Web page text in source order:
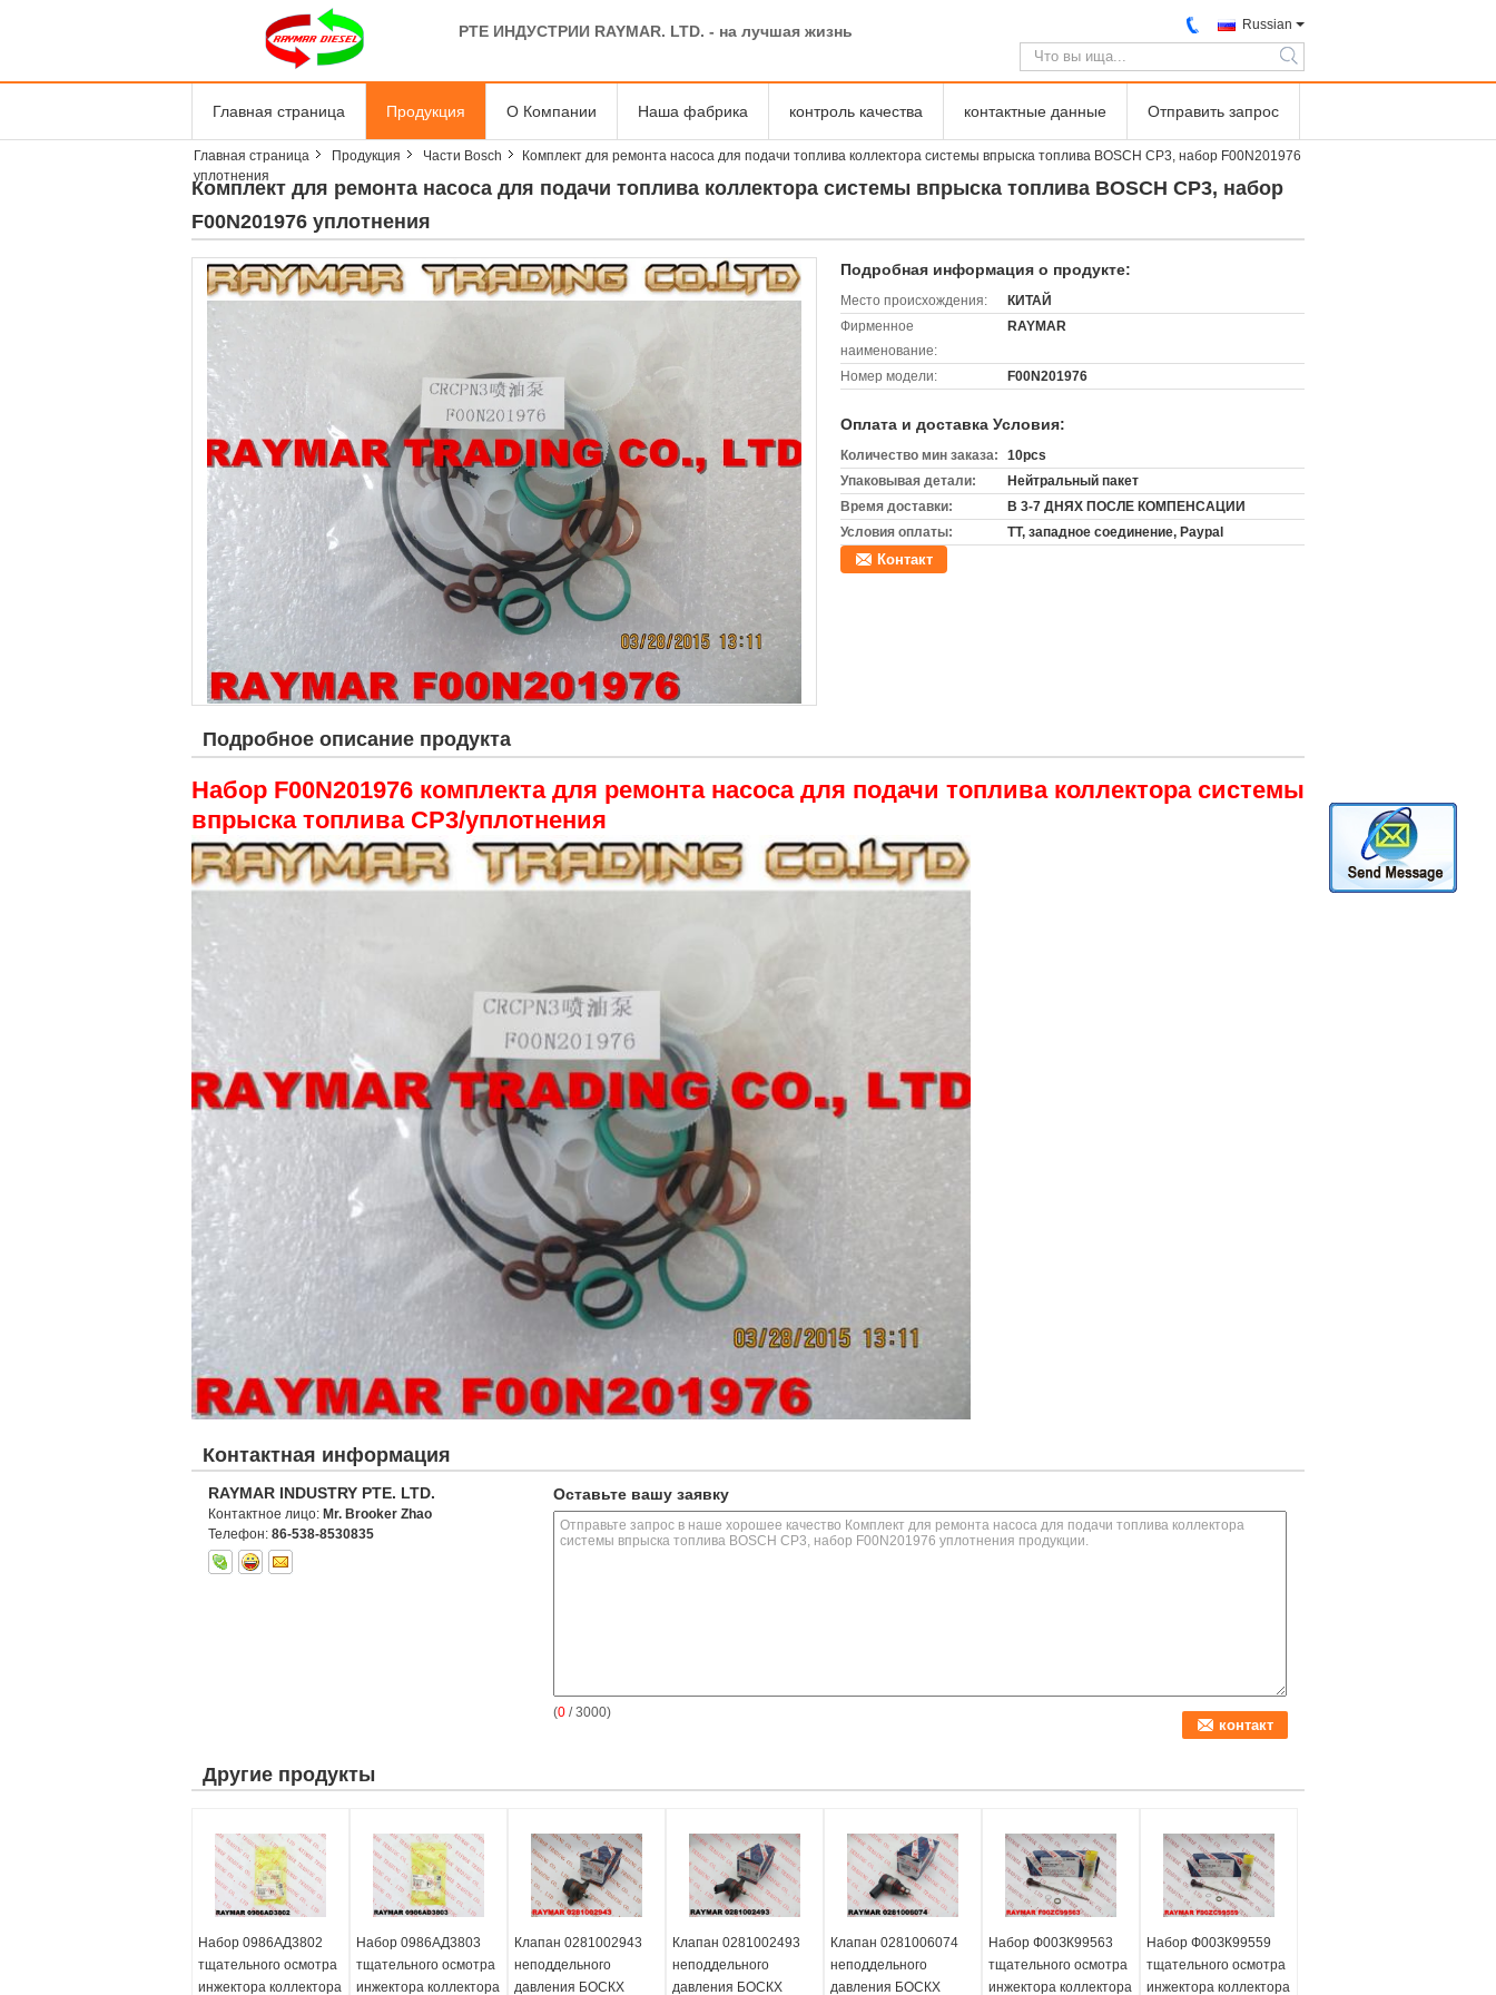
PTE ИНДУСТРИИ RAYMAR. LTD. - на лучшая жизнь Russian
search
Главная страница Продукция О Компании Наша фабрика контроль качества контактные данные Отправить запрос
Главная страница Продукция Части Bosch
Комплект для ремонта насоса для подачи топлива коллектора системы впрыска топлива BOSCH CP3, набор F00N201976
уплотнения
Комплект для ремонта насоса для подачи топлива коллектора системы впрыска топлива BOSCH CP3, набор
F00N201976 уплотнения
Подробная информация о продукте:
Место происхождения:
КИТАЙ
Фирменное
наименование:
RAYMAR
Номер модели: F00N201976
Оплата и доставка Условия:
Количество мин заказа:
10pcs
Упаковывая детали:
Нейтральный пакет
Время доставки:
В 3-7 ДНЯХ ПОСЛЕ КОМПЕНСАЦИИ
Условия оплаты:
TT, западное соединение, Paypal
Контакт
Подробное описание продукта
Набор F00N201976 комплекта для ремонта насоса для подачи топлива коллектора системы
впрыска топлива CP3/уплотнения
Контактная информация
RAYMAR INDUSTRY PTE. LTD.
Контактное лицо: Mr. Brooker Zhao
Телефон: 86-538-8530835
Оставьте вашу заявку
(0 / 3000)
Другие продукты
Набор 0986АД3802
тщательного осмотра
инжектора коллектора
Набор 0986АД3803
тщательного осмотра
инжектора коллектора
Клапан 0281002943
неподдельного
давления БОСКХ
Клапан 0281002493
неподдельного
давления БОСКХ
Клапан 0281006074
неподдельного
давления БОСКХ
Набор Ф00ЗК99563
тщательного осмотра
инжектора коллектора
Набор Ф00ЗК99559
тщательного осмотра
инжектора коллектора